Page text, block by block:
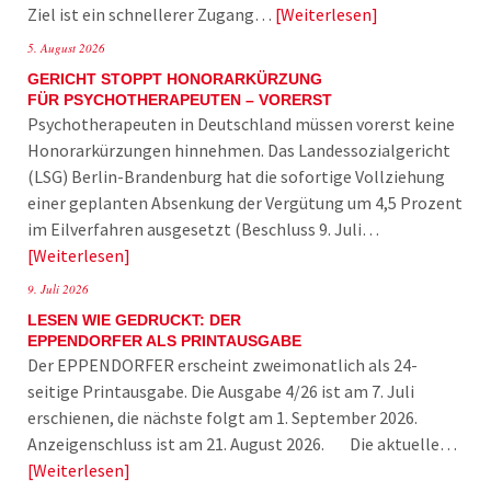
Ziel ist ein schnellerer Zugang… Weiterlesen
5. August 2026
GERICHT STOPPT HONORARKÜRZUNG
FÜR PSYCHOTHERAPEUTEN – VORERST
Psychotherapeuten in Deutschland müssen vorerst keine
Honorarkürzungen hinnehmen. Das Landessozialgericht
(LSG) Berlin-Brandenburg hat die sofortige Vollziehung
einer geplanten Absenkung der Vergütung um 4,5 Prozent
im Eilverfahren ausgesetzt (Beschluss 9. Juli…
Weiterlesen
9. Juli 2026
LESEN WIE GEDRUCKT: DER
EPPENDORFER ALS PRINTAUSGABE
Der EPPENDORFER erscheint zweimonatlich als 24-
seitige Printausgabe. Die Ausgabe 4/26 ist am 7. Juli
erschienen, die nächste folgt am 1. September 2026.
Anzeigenschluss ist am 21. August 2026. Die aktuelle…
Weiterlesen